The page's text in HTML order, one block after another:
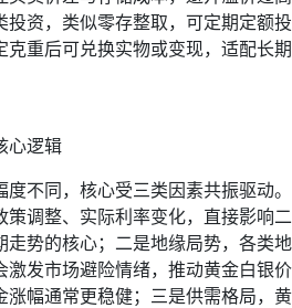
投资，类似零存整取，可定期定额投
重后可兑换实物或变现，适配长期
心逻辑
不同，核心受三类因素共振驱动。
策调整、实际利率变化，直接影响二
走势的核心；二是地缘局势，各类地
激发市场避险情绪，推动黄金白银价
涨幅通常更稳健；三是供需格局，黄